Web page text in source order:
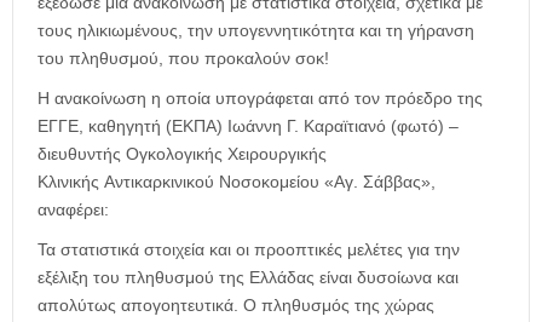
τους ηλικιωμένους, την υπογεννητικότητα και τη γήρανση
του πληθυσμού, που προκαλούν σοκ!
Η ανακοίνωση η οποία υπογράφεται από τον πρόεδρο της
ΕΓΓΕ, καθηγητή (ΕΚΠΑ) Ιωάννη Γ. Καραϊτιανό (φωτό) –
διευθυντής Ογκολογικής Χειρουργικής
Κλινικής Αντικαρκινικού Νοσοκομείου «Αγ. Σάββας»,
αναφέρει:
Τα στατιστικά στοιχεία και οι προοπτικές μελέτες για την
εξέλιξη του πληθυσμού της Ελλάδας είναι δυσοίωνα και
απολύτως απογοητευτικά. Ο πληθυσμός της χώρας